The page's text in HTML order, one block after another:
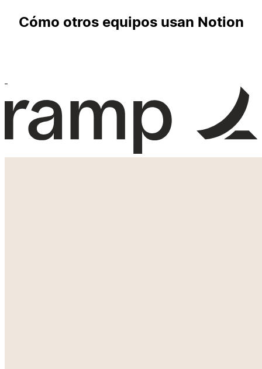
Cómo otros equipos usan Notion